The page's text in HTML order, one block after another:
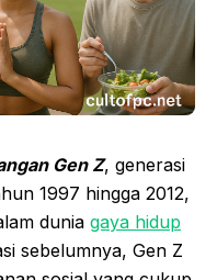
Gen Z, generasi
1997 hingga 2012,
dunia gaya hidup
sebelumnya, Gen Z